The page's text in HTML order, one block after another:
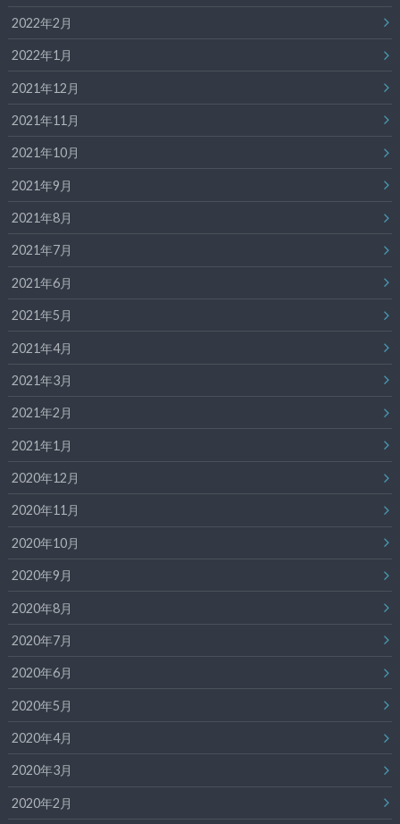
2022年2月
2022年1月
2021年12月
2021年11月
2021年10月
2021年9月
2021年8月
2021年7月
2021年6月
2021年5月
2021年4月
2021年3月
2021年2月
2021年1月
2020年12月
2020年11月
2020年10月
2020年9月
2020年8月
2020年7月
2020年6月
2020年5月
2020年4月
2020年3月
2020年2月